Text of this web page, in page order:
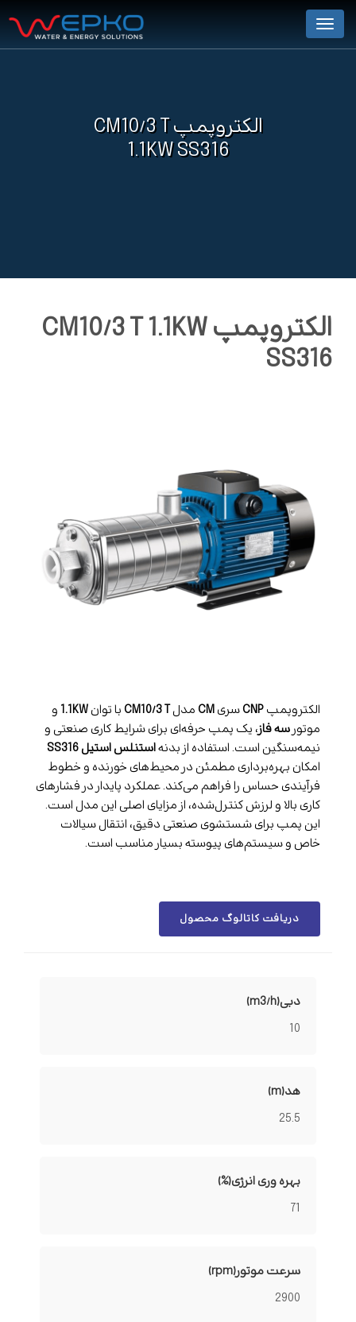
Menu
الکتروپمپ CM10/3 T
1.1KW SS316
الکتروپمپ CM10/3 T 1.1KW
SS316
الکتروپمپCNPسریCMمدلCM10/3 Tبا توان1.1KW و
موتورسه فاز، یک پمپ حرفه‌ای برای شرایط کاری صنعتی و
نیمه‌سنگین است. استفاده از بدنهاستنلس استیل SS316
امکان بهره‌برداری مطمئن در محیط‌های خورنده و خطوط
فرآیندی حساس را فراهم می‌کند. عملکرد پایدار در فشارهای
کاری بالا و لرزش کنترل‌شده، از مزایای اصلی این مدل است.
این پمپ برای شستشوی صنعتی دقیق، انتقال سیالات
خاص و سیستم‌های پیوسته بسیار مناسب است.
دریافت کاتالوگ محصول
دبی(m3/h)
10
هد(m)
25.5
بهره وری انرژی(%)
71
سرعت موتور(rpm)
2900